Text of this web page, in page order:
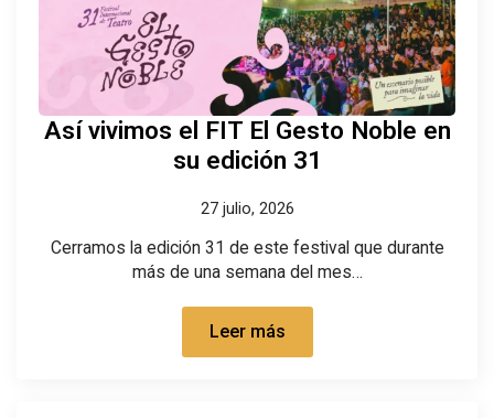
Así vivimos el FIT El Gesto Noble en
su edición 31
27 julio, 2026
Cerramos la edición 31 de este festival que durante
más de una semana del mes…
Leer más